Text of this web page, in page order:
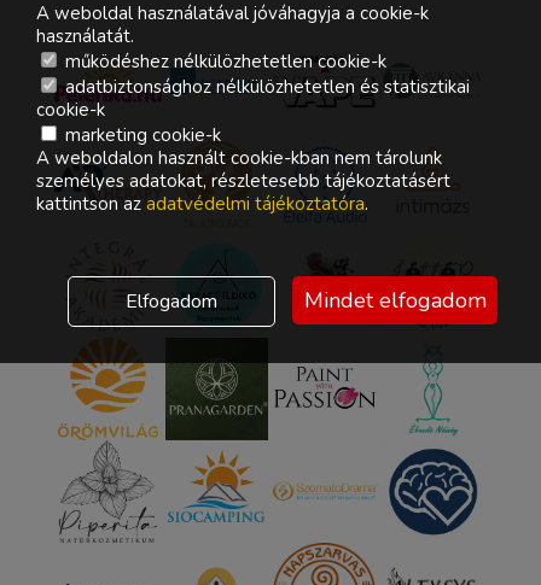
A weboldal használatával jóváhagyja a cookie-k
használatát.
működéshez nélkülözhetetlen cookie-k
adatbiztonsághoz nélkülözhetetlen és statisztikai
cookie-k
marketing cookie-k
A weboldalon használt cookie-kban nem tárolunk
személyes adatokat, részletesebb tájékoztatásért
kattintson az adatvédelmi tájékoztatóra.
Elfogadom Mindet elfogadom